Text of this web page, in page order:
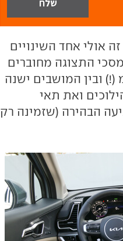
אולי אחד השינויים
התצוגה מחוברים
לרוחב כולל של 75 ס"מ (!) ובין המושבים ישנה
ואת תאי
הבהירה (שזמינה רק